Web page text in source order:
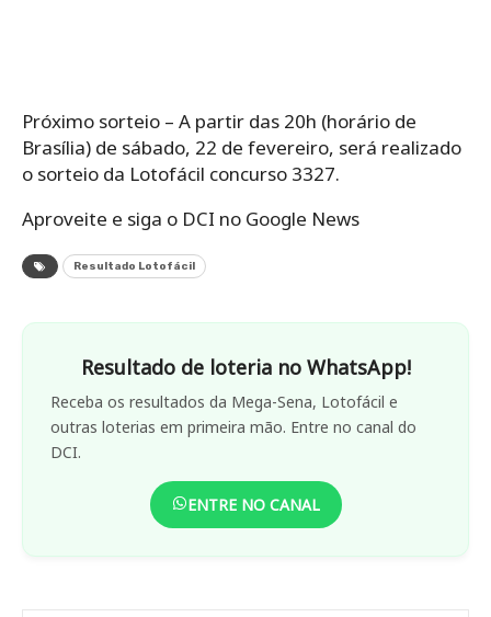
Próximo sorteio – A partir das 20h (horário de
Brasília) de sábado, 22 de fevereiro, será realizado
o sorteio da Lotofácil concurso 3327.
Aproveite e siga o DCI no Google News
Resultado Lotofácil
Resultado de loteria no WhatsApp!
Receba os resultados da Mega-Sena, Lotofácil e
outras loterias em primeira mão. Entre no canal do
DCI.
ENTRE NO CANAL